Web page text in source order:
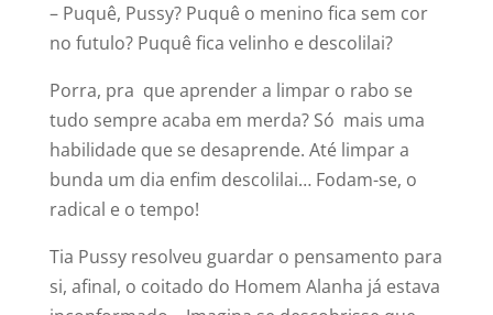
– Puquê, Pussy? Puquê o menino fica sem cor
no futulo? Puquê fica velinho e descolilai?
Porra, pra que aprender a limpar o rabo se
tudo sempre acaba em merda? Só mais uma
habilidade que se desaprende. Até limpar a
bunda um dia enfim descolilai… Fodam-se, o
radical e o tempo!
Tia Pussy resolveu guardar o pensamento para
si, afinal, o coitado do Homem Alanha já estava